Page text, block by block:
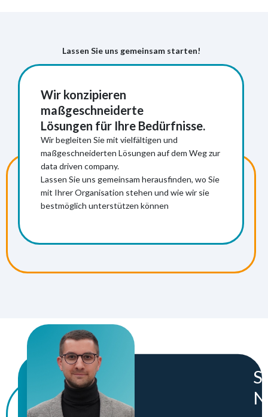
Lassen Sie uns gemeinsam starten!
Wir konzipieren
maßgeschneiderte
Lösungen für Ihre Bedürfnisse.
Wir begleiten Sie mit vielfältigen und
maßgeschneiderten Lösungen auf dem Weg zur
data driven company.
Lassen Sie uns gemeinsam herausfinden, wo Sie
mit Ihrer Organisation stehen und wie wir sie
bestmöglich unterstützen können
Mehr Informationen